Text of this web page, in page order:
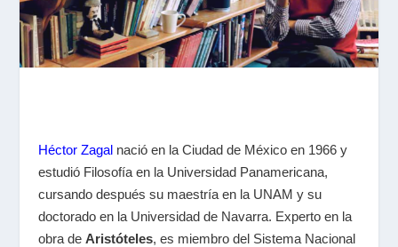
Héctor Zagalnació en la Ciudad de México en 1966 y
estudió Filosofía en la Universidad Panamericana,
cursando después su maestría en la UNAM y su
doctorado en la Universidad de Navarra. Experto en la
obra de Aristóteles, es miembro del Sistema Nacional